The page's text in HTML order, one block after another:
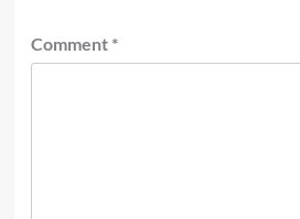
Comment *